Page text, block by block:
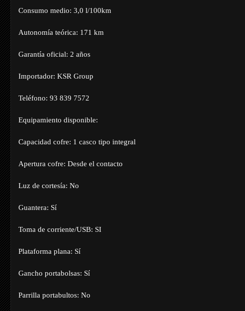
Consumo medio: 3,0 l/100km
Autonomía teórica: 171 km
Garantía oficial: 2 años
Importador: KSR Group
Teléfono: 93 839 7572
Equipamiento disponible:
Capacidad cofre: 1 casco tipo integral
Apertura cofre: Desde el contacto
Luz de cortesía: No
Guantera: Sí
Toma de corriente/USB: SI
Plataforma plana: Sí
Gancho portabolsas: Sí
Parrilla portabultos: No